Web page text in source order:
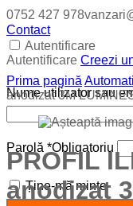
0752 427 978
Contact
Autentificare
Autentificare Creezi
Nume utilizator sau
Parolă *Obligatoriu
Ține-mă minte
Prima pagină
anodizat 3M
PROFIL
anodizat